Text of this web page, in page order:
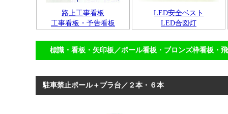
路上工事看板
工事看板・予告看板
LED安全ベスト
LED合図灯
標識・看板・矢印板／ポール看板・ブロンズ枠看板
駐車禁止ポール＋プラ